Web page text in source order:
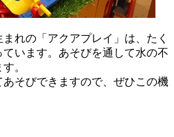
れの「アクアプレイ」は、たく
います。あそびを通して水の不
。
そびできますので、ぜひこの機